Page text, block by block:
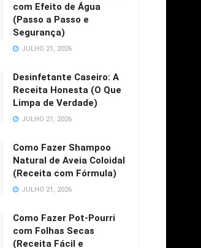
com Efeito de Água
(Passo a Passo e
Segurança)
JULHO 21, 2026
Desinfetante Caseiro: A
Receita Honesta (O Que
Limpa de Verdade)
JULHO 21, 2026
Como Fazer Shampoo
Natural de Aveia Coloidal
(Receita com Fórmula)
JULHO 21, 2026
Como Fazer Pot-Pourri
com Folhas Secas
(Receita Fácil e